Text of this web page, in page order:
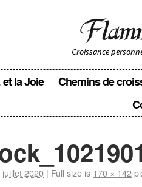
Croissance
la Joie
Chemins de
juillet 2020 | Full size is 170 × 142